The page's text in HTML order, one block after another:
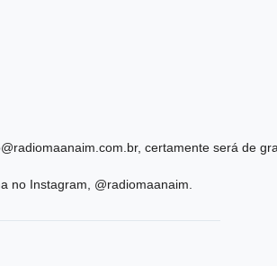
certamente será de
no Instagram, @radiomaanaim.